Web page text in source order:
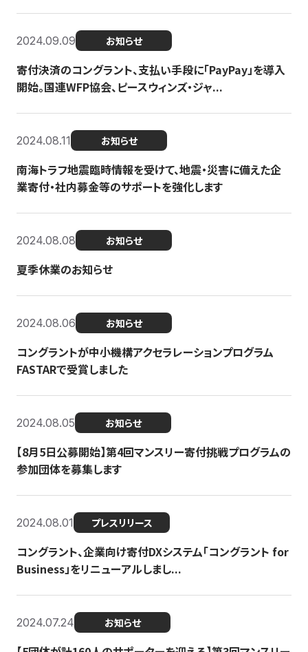
2024.09.09 お知らせ
寄付決済のコングラント、支払い手段に「PayPay」を導入
開始。国連WFP協会、ピースウィンズ・ジャ...
2024.08.11 お知らせ
南海トラフ地震臨時情報を受けて、地震・災害に備えた企
業寄付・社内募金等のサポートを強化します
2024.08.08 お知らせ
夏季休業のお知らせ
2024.08.06 お知らせ
コングラントが中小機構アクセラレーションプログラム
FASTARで受賞しました
2024.08.05 お知らせ
【8月5日公募開始】第4回マンスリー寄付挑戦プログラムの
参加団体を募集します
2024.08.01 プレスリリース
コングラント、企業向け寄付DXシステム「コングラント for
Business」をリニューアルしまし...
2024.07.24 お知らせ